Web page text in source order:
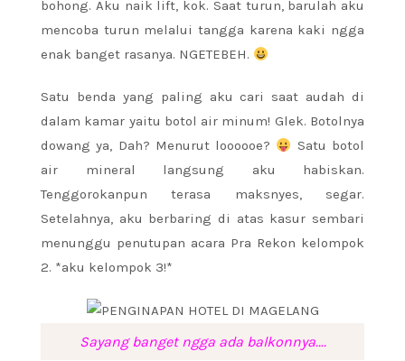
bohong. Aku naik lift, kok. Saat turun, barulah aku
mencoba turun melalui tangga karena kaki ngga
enak banget rasanya. NGETEBEH.
Satu benda yang paling aku cari saat audah di
dalam kamar yaitu botol air minum! Glek. Botolnya
dowang ya, Dah? Menurut loooooe?
Satu botol
air mineral langsung aku habiskan.
Tenggorokanpun terasa maksnyes, segar.
Setelahnya, aku berbaring di atas kasur sembari
menunggu penutupan acara Pra Rekon kelompok
2. *aku kelompok 3!*
Sayang banget ngga ada balkonnya….